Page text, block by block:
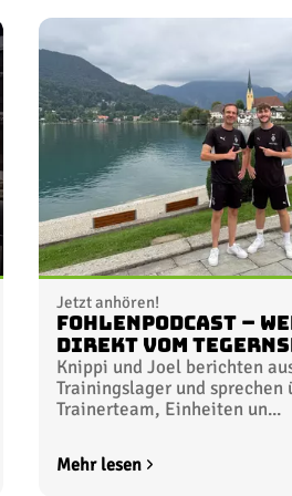
Jetzt anhören!
FohlenPodcast –
Direkt vom
Knippi und Joel berichten
Trainingslager und sprechen
Trainerteam, Einheiten un...
Mehr lesen